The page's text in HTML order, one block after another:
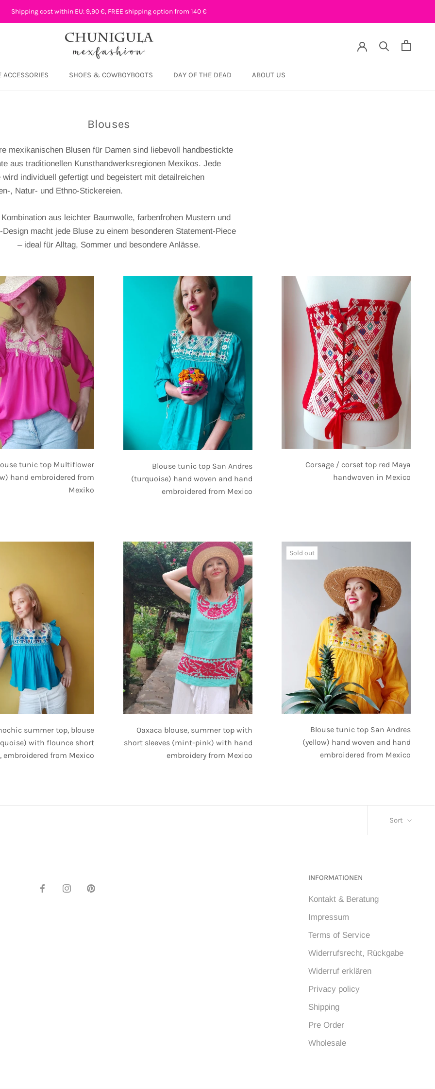
Shipping cost within EU: 9,90 €, FREE shipping option from 140 €
ACCESSORIES SHOES & COWBOYBOOTS
DAY OF THE DEAD
ABOUT US
Blouses
mexikanischen Blusen für Damen sind liebevoll handbestickte
aus traditionellen Kunsthandwerksregionen Mexikos. Jede
wird individuell gefertigt und begeistert mit detailreichen
, Natur- und Ethno-Stickereien.
aus leichter Baumwolle, farbenfrohen Mustern und
Design macht jede Bluse zu einem besonderen Statement-Piece
– ideal für Alltag, Sommer und besondere Anlässe.
tunic top Multiflower
hand embroidered from
Mexiko
Blouse tunic top San Andres
(turquoise) hand woven and hand
embroidered from Mexico
Corsage / corset top red Maya
handwoven in Mexico
summer top, blouse
with flounce short
embroidered from Mexico
Oaxaca blouse, summer top with
short sleeves (mint-pink) with hand
embroidery from Mexico
Sold out
Blouse tunic top San Andres
(yellow) hand woven and hand
embroidered from Mexico
Sort
INFORMATIONEN
Kontakt & Beratung
Impressum
Terms of Service
Widerrufsrecht, Rückgabe
Widerruf erklären
Privacy policy
Shipping
Pre Order
Wholesale